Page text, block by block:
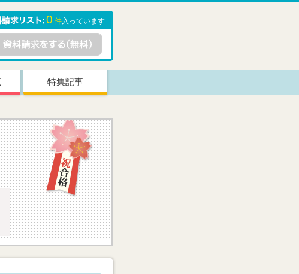
0 件入っています
特集記事